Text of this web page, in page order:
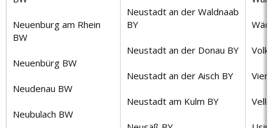
Neuenburg am Rhein
BW
Neuenbürg BW
Neudenau BW
Neubulach BW
Neustadt an der Waldnaab
BY
Neustadt an der Donau BY
Neustadt an der Aisch BY
Neustadt am Kulm BY